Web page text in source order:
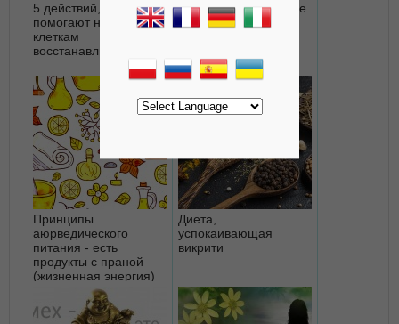
5 действий, которые
помогают нервным
клеткам
восстанавливаться
Аюрведа: Временные
циклы - суточный,
Принципы
аюрведического
питания - есть
продукты с праной
(жизненная энергия)
Диета,
успокаивающая
викрити